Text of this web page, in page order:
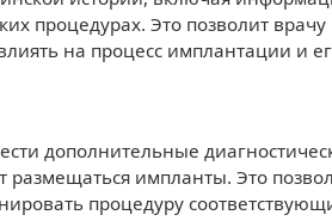
процедурах. Это позволит
на процесс имплантации и
дополнительные
размещаться импланты. Это
процедуру